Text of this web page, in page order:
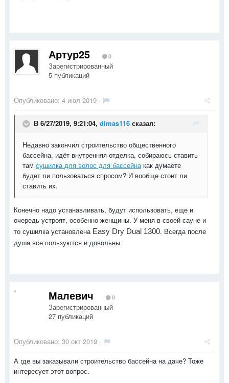
Артур25 0
Зарегистрированный
5 публикаций
Опубликовано: 4 июл 2019 ·
В 6/27/2019, 9:21:04, dimas116 сказал:
Недавно закончил строительство общественного
бассейна, идёт внутренняя отделка, собираюсь ставить
там сушилка для волос для бассейнакак думаете
будет ли пользоваться спросом? И вообще стоит ли
ставить их.
Конечно надо устанавливать, будут использовать, еще и
очередь устроят, особенно женщины. У меня в своей сауне и
то сушилка установлена Easy Dry Dual 1300. Всегда после
душа все пользуются и довольны.
Малевич 0
Зарегистрированный
27 публикаций
Опубликовано: 30 окт 2019 ·
А где вы заказывали строительство бассейна на даче? Тоже
интересует этот вопрос.